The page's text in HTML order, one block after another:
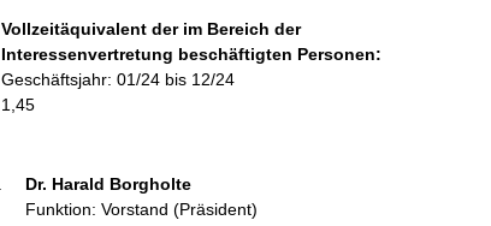
o
r
m
a
Vollzeitäquivalent der im Bereich der
Interessenvertretung beschäftigten Personen:
Geschäftsjahr: 01/24 bis 12/24
1,45
Dr. Harald Borgholte
Funktion: Vorstand (Präsident)